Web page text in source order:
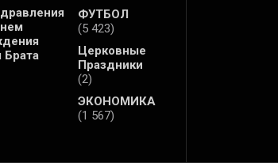
Брата
ФУТБОЛ
(5 423)
Церковные
Праздники
(2)
ЭКОНОМИКА
(1 567)